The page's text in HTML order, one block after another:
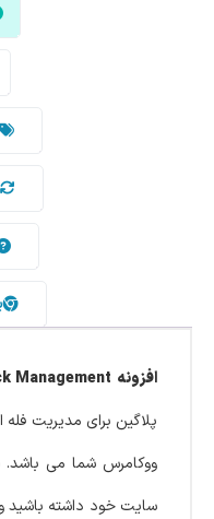
افزونه WooCommerce Bulk Stock Management
پلاگین برای مدیریت
ووکامرس شما می
سایت خود داشته باشید